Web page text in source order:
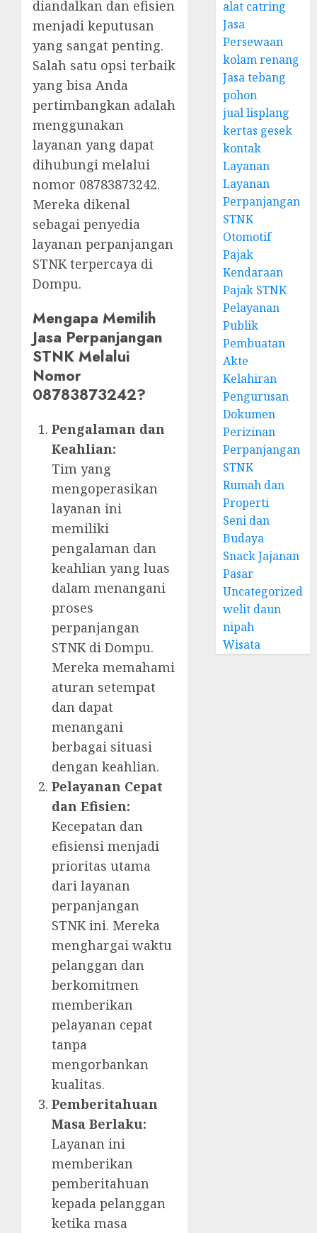
diandalkan dan efisien
menjadi keputusan
yang sangat penting.
Salah satu opsi terbaik
yang bisa Anda
pertimbangkan adalah
menggunakan
layanan yang dapat
dihubungi melalui
nomor 08783873242.
Mereka dikenal
sebagai penyedia
layanan perpanjangan
STNK terpercaya di
Dompu.
Mengapa Memilih
Jasa Perpanjangan
STNK Melalui
Nomor
08783873242?
Pengalaman dan
Keahlian:
Tim yang
mengoperasikan
layanan ini
memiliki
pengalaman dan
keahlian yang luas
dalam menangani
proses
perpanjangan
STNK di Dompu.
Mereka memahami
aturan setempat
dan dapat
menangani
berbagai situasi
dengan keahlian.
Pelayanan Cepat
dan Efisien:
Kecepatan dan
efisiensi menjadi
prioritas utama
dari layanan
perpanjangan
STNK ini. Mereka
menghargai waktu
pelanggan dan
berkomitmen
memberikan
pelayanan cepat
tanpa
mengorbankan
kualitas.
Pemberitahuan
Masa Berlaku:
Layanan ini
memberikan
pemberitahuan
kepada pelanggan
ketika masa
alat catring
Jasa
Persewaan
kolam renang
Jasa tebang
pohon
jual lisplang
kertas gesek
kontak
Layanan
Layanan
Perpanjangan
STNK
Otomotif
Pajak
Kendaraan
Pajak STNK
Pelayanan
Publik
Pembuatan
Akte
Kelahiran
Pengurusan
Dokumen
Perizinan
Perpanjangan
STNK
Rumah dan
Properti
Seni dan
Budaya
Snack Jajanan
Pasar
Uncategorized
welit daun
nipah
Wisata